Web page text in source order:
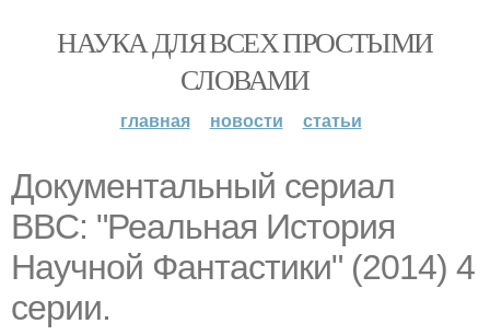
НАУКА ДЛЯ ВСЕХ ПРОСТЫМИ
СЛОВАМИ
главная новости статьи
Документальный сериал
BBC: "Реальная История
Научной Фантастики" (2014) 4
серии.